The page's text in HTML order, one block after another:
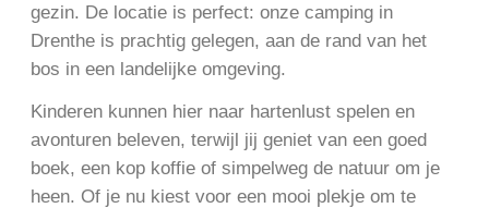
gezin. De locatie is perfect: onze camping in
Drenthe is prachtig gelegen, aan de rand van het
bos in een landelijke omgeving.
Kinderen kunnen hier naar hartenlust spelen en
avonturen beleven, terwijl jij geniet van een goed
boek, een kop koffie of simpelweg de natuur om je
heen. Of je nu kiest voor een mooi plekje om te